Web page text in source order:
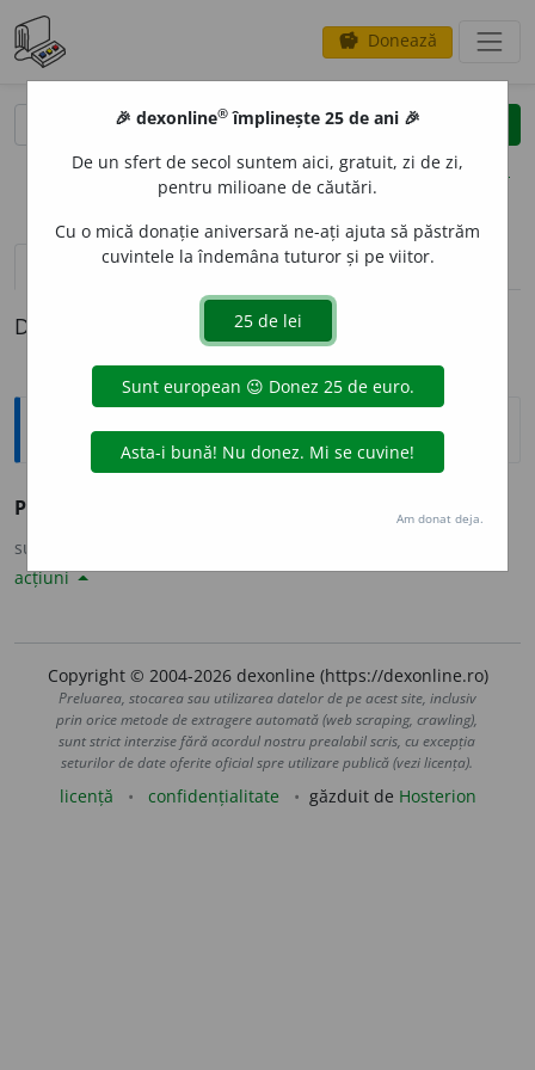
savings Donează
clear
opțiuni
definiții (1)
Definiția cu ID-ul 1019150:
Sinonime
PLAGI
sursa:
acțiuni
Copyright © 2004-2026 dexonline (https://dexonline.ro)
Preluarea, stocarea sau utilizarea datelor de pe acest site, inclusiv
prin orice metode de extragere automată (web scraping, crawling),
sunt strict interzise fără acordul nostru prealabil scris, cu excepția
seturilor de date oferite oficial spre utilizare publică (vezi licența).
licență confidențialitate găzduit de Hosterion
🎉 dexonline® împlinește 25 de ani 🎉
De un sfert de secol suntem aici, gratuit, zi de zi,
pentru milioane de căutări.
Cu o mică donație aniversară ne-ați ajuta să păstrăm
cuvintele la îndemâna tuturor și pe viitor.
Am donat deja.